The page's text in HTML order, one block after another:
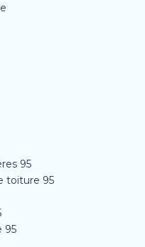
95
toiture 95
95